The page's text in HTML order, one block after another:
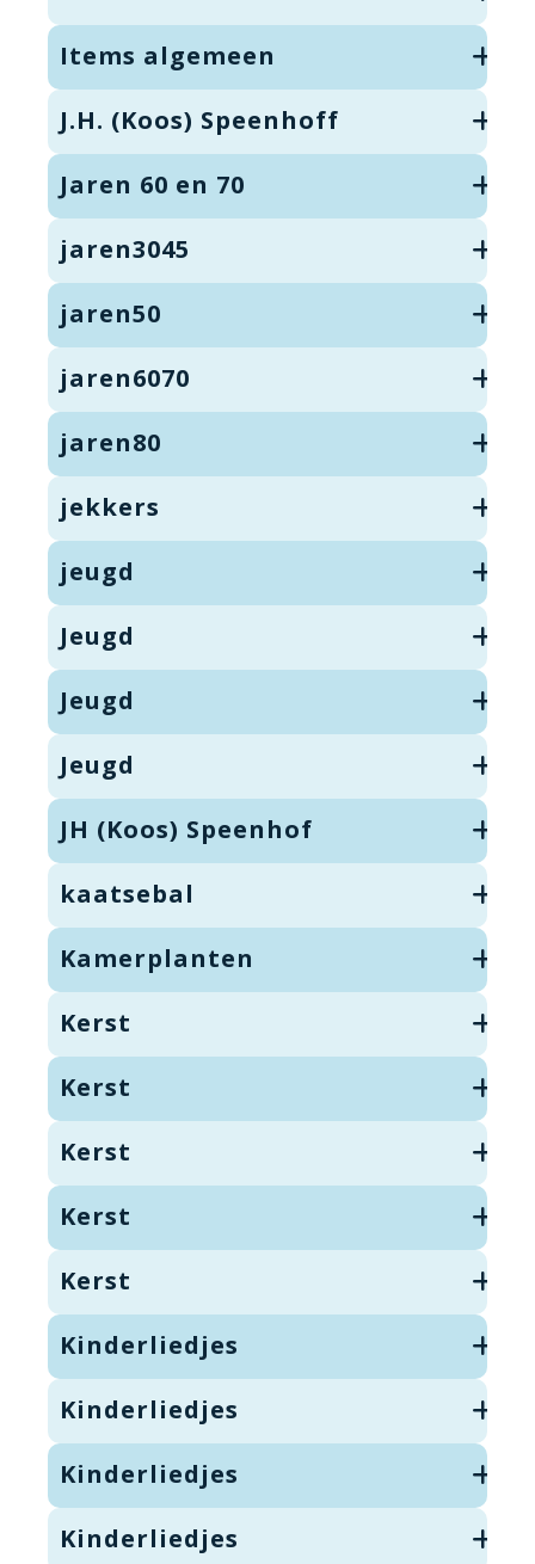
Items algemeen
J.H. (Koos) Speenhoff
Jaren 60 en 70
jaren3045
jaren50
jaren6070
jaren80
jekkers
jeugd
Jeugd
Jeugd
Jeugd
JH (Koos) Speenhof
kaatsebal
Kamerplanten
Kerst
Kerst
Kerst
Kerst
Kerst
Kinderliedjes
Kinderliedjes
Kinderliedjes
Kinderliedjes